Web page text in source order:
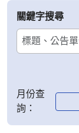
關鍵字搜尋
月份查
詢：